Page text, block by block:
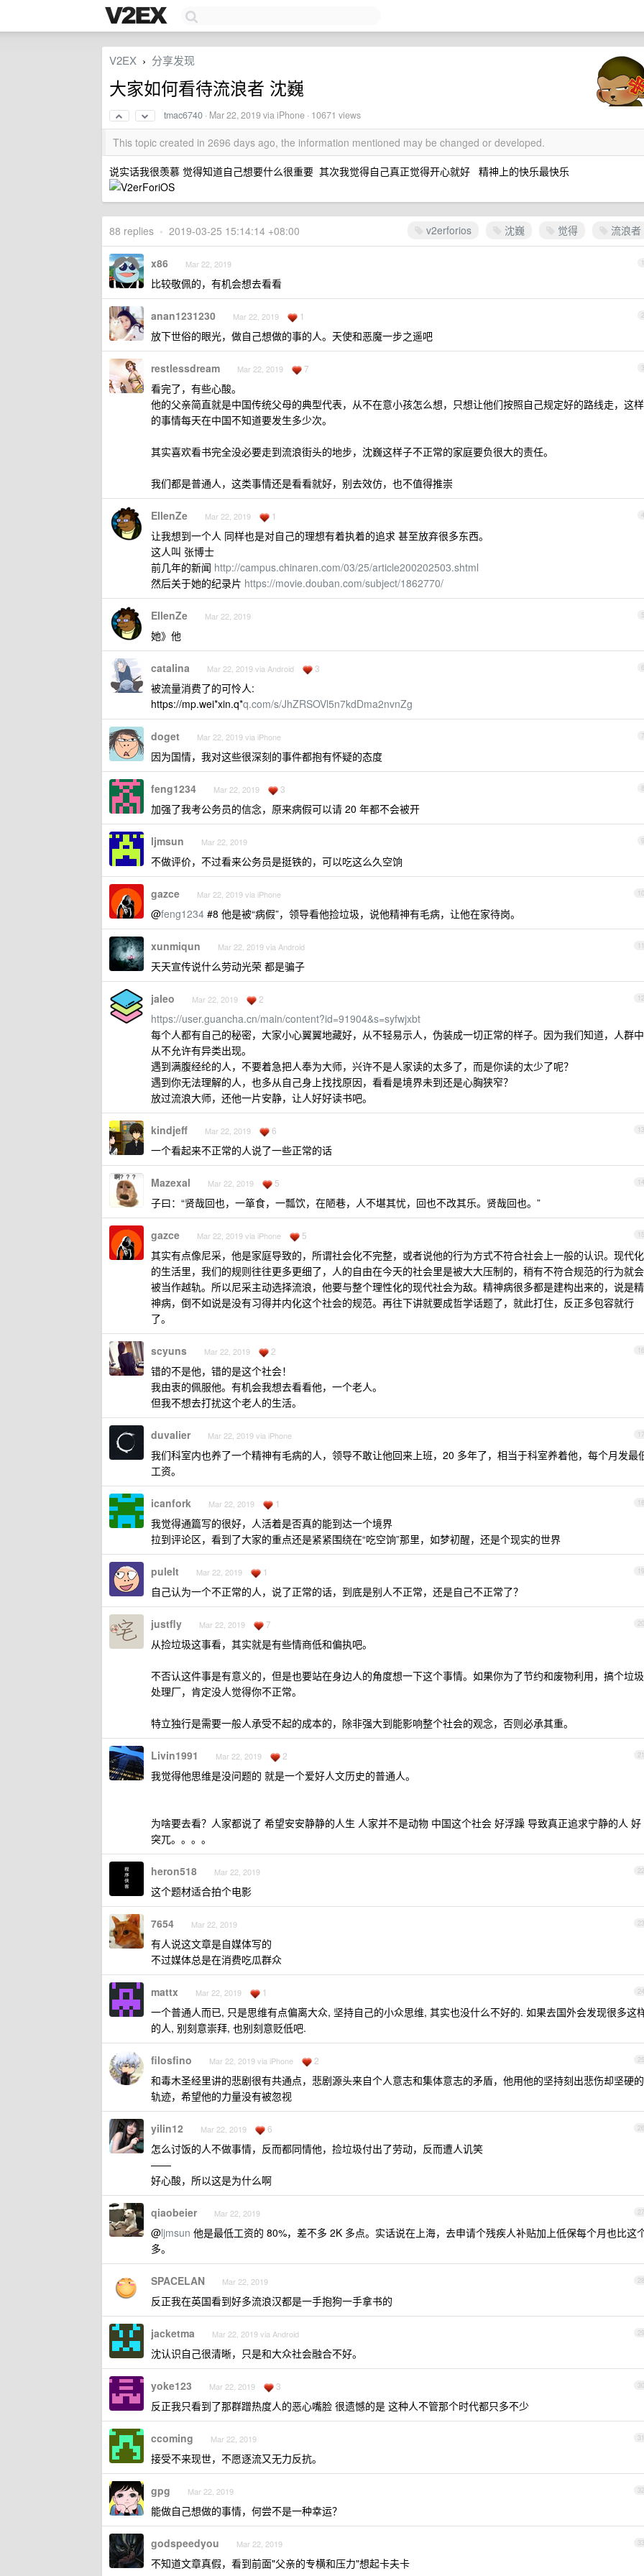
V2EX › 分享发现
大家如何看待流浪者 沈巍
tmac6740 · Mar 22, 2019via iPhone · 10671 views
This topic created in 2696 days ago, the information mentioned may be changed or developed.
说实话我很羡慕 觉得知道自己想要什么很重要 其次我觉得自己真正觉得开心就好 精神上的快乐最快乐
v2erforios 沈巍 觉得 流浪者
88 replies • 2019-03-25 15:14:14 +08:00
1
x86 Mar 22, 2019
比较敬佩的，有机会想去看看
2
anan1231230 Mar 22, 2019 1
放下世俗的眼光，做自己想做的事的人。天使和恶魔一步之遥吧
3
restlessdream Mar 22, 2019 7
看完了，有些心酸。
他的父亲简直就是中国传统父母的典型代表，从不在意小孩怎么想，只想让他们按照自己规定好的路线走，这样
的事情每天在中国不知道要发生多少次。
其实喜欢看书完全没必要走到流浪街头的地步，沈巍这样子不正常的家庭要负很大的责任。
我们都是普通人，这类事情还是看看就好，别去效仿，也不值得推崇
4
EIlenZe Mar 22, 2019 1
让我想到一个人 同样也是对自己的理想有着执着的追求 甚至放弃很多东西。
这人叫 张博士
前几年的新闻 http://campus.chinaren.com/03/25/article200202503.shtml
然后关于她的纪录片 https://movie.douban.com/subject/1862770/
5
EIlenZe Mar 22, 2019
她》他
6
catalina Mar 22, 2019 via Android 3
被流量消费了的可怜人:
https://mp.wei*xin.q*q.com/s/JhZRSOVl5n7kdDma2nvnZg
7
doget Mar 22, 2019 via iPhone
因为国情，我对这些很深刻的事件都抱有怀疑的态度
8
feng1234 Mar 22, 2019 3
加强了我考公务员的信念，原来病假可以请 20 年都不会被开
9
ljmsun Mar 22, 2019
不做评价，不过看来公务员是挺铁的，可以吃这么久空饷
10
gazce Mar 22, 2019 via iPhone
@feng1234 #8 他是被“病假”，领导看他捡垃圾，说他精神有毛病，让他在家待岗。
11
xunmiqun Mar 22, 2019 via Android
天天宣传说什么劳动光荣 都是骗子
12
jaleo Mar 22, 2019 2
https://user.guancha.cn/main/content?id=91904&s=syfwjxbt
每个人都有自己的秘密，大家小心翼翼地藏好，从不轻易示人，伪装成一切正常的样子。因为我们知道，人群中
从不允许有异类出现。
遇到满腹经纶的人，不要着急把人奉为大师，兴许不是人家读的太多了，而是你读的太少了呢？
遇到你无法理解的人，也多从自己身上找找原因，看看是境界未到还是心胸狭窄？
放过流浪大师，还他一片安静，让人好好读书吧。
13
kindjeff Mar 22, 2019 6
一个看起来不正常的人说了一些正常的话
14
Mazexal Mar 22, 2019 5
子曰：“贤哉回也，一箪食，一瓢饮，在陋巷，人不堪其忧，回也不改其乐。贤哉回也。”
15
gazce Mar 22, 2019 via iPhone 5
其实有点像尼采，他是家庭导致的，所谓社会化不完整，或者说他的行为方式不符合社会上一般的认识。现代化
的生活里，我们的规则往往更多更细了，人的自由在今天的社会里是被大大压制的，稍有不符合规范的行为就会
被当作越轨。所以尼采主动选择流浪，他要与整个理性化的现代社会为敌。精神病很多都是建构出来的，说是精
神病，倒不如说是没有习得并内化这个社会的规范。再往下讲就要成哲学话题了，就此打住，反正多包容就行
了。
16
scyuns Mar 22, 2019 2
错的不是他，错的是这个社会！
我由衷的佩服他。有机会我想去看看他，一个老人。
但我不想去打扰这个老人的生活。
17
duvalier Mar 22, 2019 via iPhone
我们科室内也养了一个精神有毛病的人，领导不敢让他回来上班，20 多年了，相当于科室养着他，每个月发最
工资。
18
icanfork Mar 22, 2019 1
我觉得通篇写的很好，人活着是否真的能到达一个境界
拉到评论区，看到了大家的重点还是紧紧围绕在“吃空饷”那里，如梦初醒，还是个现实的世界
19
pulelt Mar 22, 2019 1
自己认为一个不正常的人，说了正常的话，到底是别人不正常，还是自己不正常了？
20
justfly Mar 22, 2019 7
从捡垃圾这事看，其实就是有些情商低和偏执吧。
不否认这件事是有意义的，但是也要站在身边人的角度想一下这个事情。如果你为了节约和废物利用，搞个垃圾
处理厂，肯定没人觉得你不正常。
特立独行是需要一般人承受不起的成本的，除非强大到能影响整个社会的观念，否则必承其重。
21
Livin1991 Mar 22, 2019 2
我觉得他思维是没问题的 就是一个爱好人文历史的普通人。
为啥要去看？人家都说了 希望安安静静的人生 人家并不是动物 中国这个社会 好浮躁 导致真正追求宁静的人 好
突兀。。。。
22
heron518 Mar 22, 2019
这个题材适合拍个电影
23
7654 Mar 22, 2019
有人说这文章是自媒体写的
不过媒体总是在消费吃瓜群众
24
mattx Mar 22, 2019 1
一个普通人而已, 只是思维有点偏离大众, 坚持自己的小众思维, 其实也没什么不好的. 如果去国外会发现很多这
的人, 别刻意崇拜, 也别刻意贬低吧.
25
filosfino Mar 22, 2019 via iPhone 2
和毒木圣经里讲的悲剧很有共通点，悲剧源头来自个人意志和集体意志的矛盾，他用他的坚持刻出悲伤却坚硬的
轨迹，希望他的力量没有被忽视
26
yilin12 Mar 22, 2019 6
怎么讨饭的人不做事情，反而都同情他，捡垃圾付出了劳动，反而遭人讥笑
——
好心酸，所以这是为什么啊
27
qiaobeier Mar 22, 2019
@ljmsun 他是最低工资的 80%，差不多 2K 多点。实话说在上海，去申请个残疾人补贴加上低保每个月也比这
多。
28
SPACELAN Mar 22, 2019
反正我在英国看到好多流浪汉都是一手抱狗一手拿书的
29
jacketma Mar 22, 2019 via Android
沈认识自己很清晰，只是和大众社会融合不好。
30
yoke123 Mar 22, 2019 3
反正我只看到了那群蹭热度人的恶心嘴脸 很遗憾的是 这种人不管那个时代都只多不少
31
ccoming Mar 22, 2019
接受不来现世，不愿逐流又无力反抗。
32
gpg Mar 22, 2019
能做自己想做的事情，何尝不是一种幸运？
33
godspeedyou Mar 22, 2019
不知道文章真假，看到前面"父亲的专横和压力"想起卡夫卡